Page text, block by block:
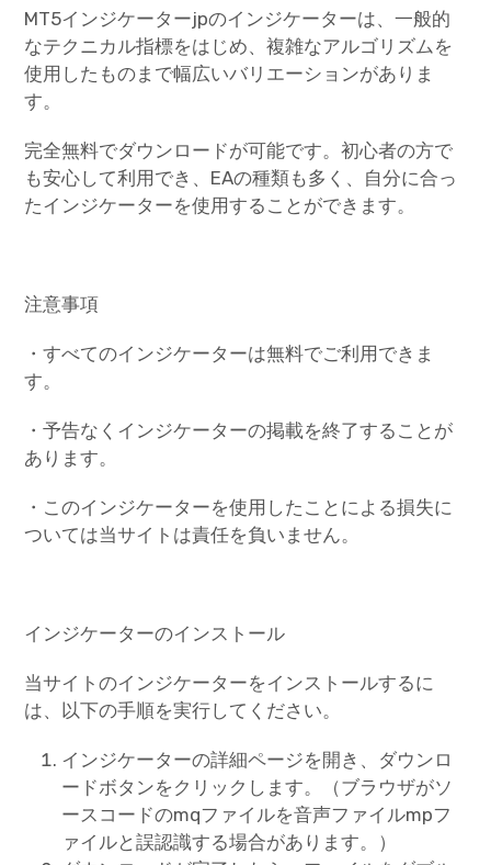
MT5インジケーターjpのインジケーターは、一般的
なテクニカル指標をはじめ、複雑なアルゴリズムを
使用したものまで幅広いバリエーションがありま
す。
完全無料でダウンロードが可能です。初心者の方で
も安心して利用でき、EAの種類も多く、自分に合っ
たインジケーターを使用することができます。
注意事項
・すべてのインジケーターは無料でご利用できま
す。
・予告なくインジケーターの掲載を終了することが
あります。
・このインジケーターを使用したことによる損失に
ついては当サイトは責任を負いません。
インジケーターのインストール
当サイトのインジケーターをインストールするに
は、以下の手順を実行してください。
インジケーターの詳細ページを開き、ダウンロ
ードボタンをクリックします。（ブラウザがソ
ースコードのmqファイルを音声ファイルmpフ
ァイルと誤認識する場合があります。）